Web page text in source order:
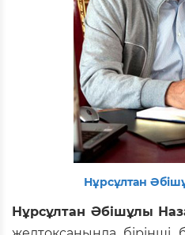
Нұрсұлтан
Нұрсұлтан Әбішұлы